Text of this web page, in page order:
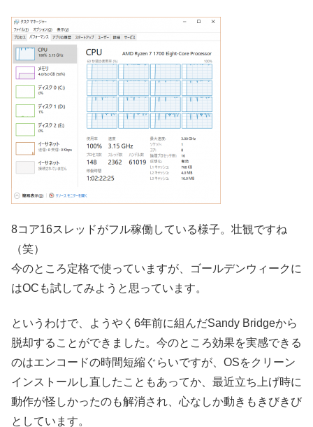
8コア16スレッドがフル稼働している様子。壮観ですね
（笑）
今のところ定格で使っていますが、ゴールデンウィークに
はOCも試してみようと思っています。
というわけで、ようやく6年前に組んだSandy Bridgeから
脱却することができました。今のところ効果を実感できる
のはエンコードの時間短縮ぐらいですが、OSをクリーン
インストールし直したこともあってか、最近立ち上げ時に
動作が怪しかったのも解消され、心なしか動きもきびきび
としています。